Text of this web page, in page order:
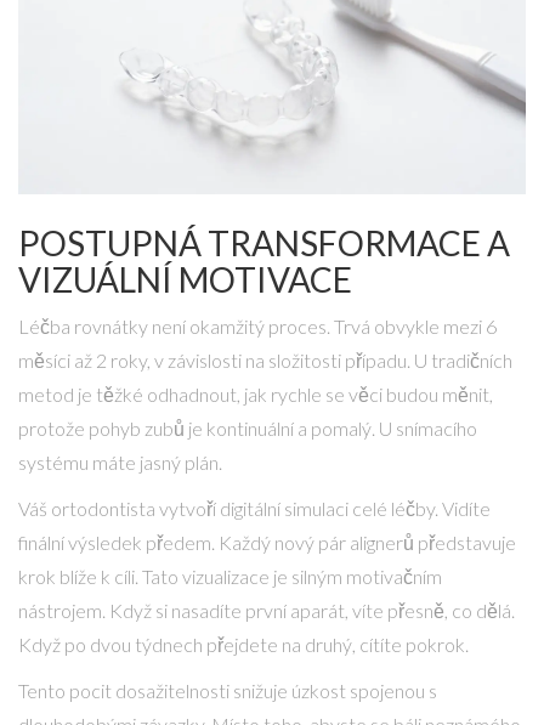
POSTUPNÁ TRANSFORMACE A
VIZUÁLNÍ MOTIVACE
Léčba rovnátky není okamžitý proces. Trvá obvykle mezi 6
měsíci až 2 roky, v závislosti na složitosti případu. U tradičních
metod je těžké odhadnout, jak rychle se věci budou měnit,
protože pohyb zubů je kontinuální a pomalý. U snímacího
systému máte jasný plán.
Váš ortodontista vytvoří digitální simulaci celé léčby. Vidíte
finální výsledek předem. Každý nový pár alignerů představuje
krok blíže k cíli. Tato vizualizace je silným motivačním
nástrojem. Když si nasadíte první aparát, víte přesně, co dělá.
Když po dvou týdnech přejdete na druhý, cítíte pokrok.
Tento pocit dosažitelnosti snižuje úzkost spojenou s